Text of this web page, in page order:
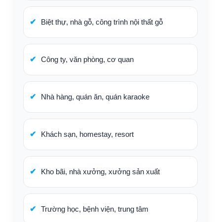
Biệt thự, nhà gỗ, công trình nội thất gỗ
Công ty, văn phòng, cơ quan
Nhà hàng, quán ăn, quán karaoke
Khách sạn, homestay, resort
Kho bãi, nhà xưởng, xưởng sản xuất
Trường học, bệnh viện, trung tâm